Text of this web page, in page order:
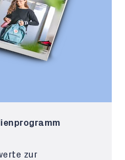
zur